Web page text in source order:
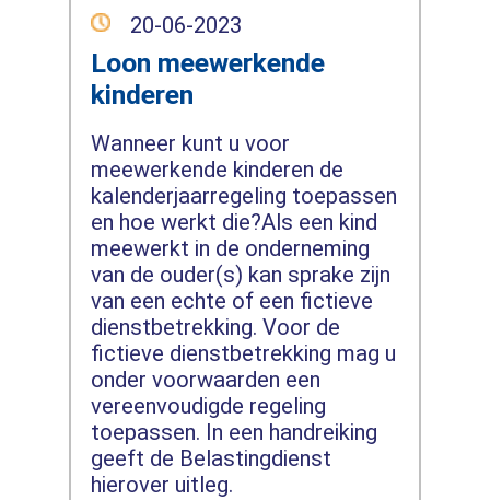
20-06-2023
Loon meewerkende
kinderen
Wanneer kunt u voor
meewerkende kinderen de
kalenderjaarregeling toepassen
en hoe werkt die?Als een kind
meewerkt in de onderneming
van de ouder(s) kan sprake zijn
van een echte of een fictieve
dienstbetrekking. Voor de
fictieve dienstbetrekking mag u
onder voorwaarden een
vereenvoudigde regeling
toepassen. In een handreiking
geeft de Belastingdienst
hierover uitleg.